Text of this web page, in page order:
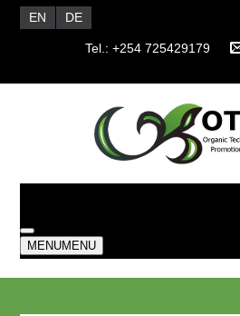
EN DE
Tel.: +254 725429179
MENUMENU